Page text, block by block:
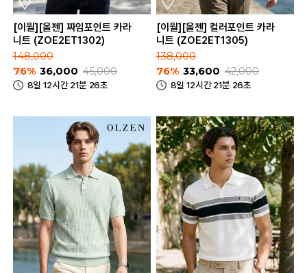
[이월][올젠] 짜임포인트 카라
니트 (ZOE2ET1302)
148,000
76% 36,000 45,000
8일 12시간 21분 26초
[이월][올젠] 컬러포인트 카라
니트 (ZOE2ET1305)
138,000
76% 33,600 42,000
8일 12시간 21분 26초